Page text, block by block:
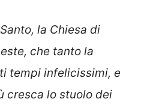
la Chiesa di
che tanto la
tempi infelicissimi, e
cresca lo stuolo dei